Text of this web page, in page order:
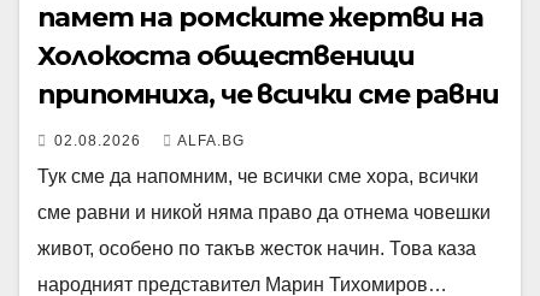
памет на ромските жертви на
Холокоста общественици
припомниха, че всички сме равни
02.08.2026 ALFA.BG
Тук сме да напомним, че всички сме хора, всички
сме равни и никой няма право да отнема човешки
живот, особено по такъв жесток начин. Това каза
народният представител Марин Тихомиров…